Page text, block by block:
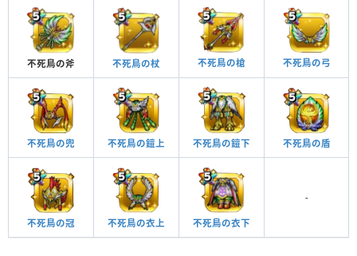
不死鳥の斧 不死鳥の杖 不死鳥の槍 不死鳥の弓
不死鳥の兜 不死鳥の鎧上 不死鳥の鎧下 不死鳥の盾
不死鳥の冠 不死鳥の衣上 不死鳥の衣下
-